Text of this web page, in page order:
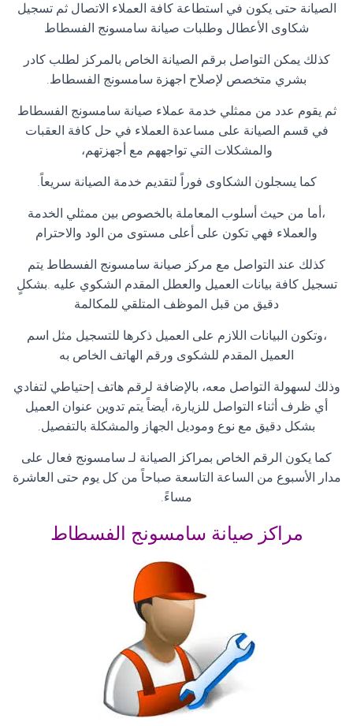
الصيانة حتى يكون في استطاعة كافة العملاء الاتصال ثم تسجيل
شكاوى الأعطال وطلبات صيانة سامسونج الفسطاط
كذلك يمكن التواصل برقم الصيانة الخاص بالمركز لطلب كادر
بشري متخصص لإصلاح اجهزة سامسونج الفسطاط.
ثم يقوم عدد من ممثلي خدمة عملاء صيانة سامسونج الفسطاط
في قسم الصيانة على مساعدة العملاء في حل كافة العقبات
والمشكلات التي تواجههم مع أجهزتهم،
كما يسجلون الشكاوى فوراً لتقديم خدمة الصيانة سريعاً.
،أما من حيث أسلوب المعاملة بالخصوص بين ممثلي الخدمة
والعملاء فهي تكون على أعلى مستوى من الود والاحترام
كذلك عند التواصل مع مركز صيانة سامسونج الفسطاط يتم
تسجيل كافة بيانات العميل والعطل المقدم الشكوي عليه .بشكلٍ
دقيق من قبل الموظف المتلقي للمكالمة
،وتكون البيانات اللازم على العميل ذكرها للتسجيل مثل اسم
العميل المقدم للشكوى ورقم الهاتف الخاص به
وذلك لسهولة التواصل معه، بالإضافة لرقم هاتف إحتياطي لتفادي
أي ظرف أثناء التواصل للزيارة، أيضاً يتم تدوين عنوان العميل
بشكل دقيق مع نوع وموديل الجهاز والمشكلة بالتفصيل.
كما يكون الرقم الخاص بمراكز الصيانة لـ سامسونج فعال على
مدار الأسبوع من الساعة التاسعة صباحاً من كل يوم حتى العاشرة
مساءً.
مراكز صيانة سامسونج الفسطاط